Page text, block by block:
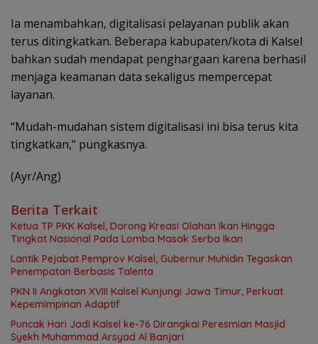
Ia menambahkan, digitalisasi pelayanan publik akan
terus ditingkatkan. Beberapa kabupaten/kota di Kalsel
bahkan sudah mendapat penghargaan karena berhasil
menjaga keamanan data sekaligus mempercepat
layanan.
“Mudah-mudahan sistem digitalisasi ini bisa terus kita
tingkatkan,” pungkasnya.
(Ayr/Ang)
Berita Terkait
Ketua TP PKK Kalsel, Dorong Kreasi Olahan Ikan Hingga
Tingkat Nasional Pada Lomba Masak Serba Ikan
Lantik Pejabat Pemprov Kalsel, Gubernur Muhidin Tegaskan
Penempatan Berbasis Talenta
PKN II Angkatan XVIII Kalsel Kunjungi Jawa Timur, Perkuat
Kepemimpinan Adaptif
Puncak Hari Jadi Kalsel ke-76 Dirangkai Peresmian Masjid
Syekh Muhammad Arsyad Al Banjari